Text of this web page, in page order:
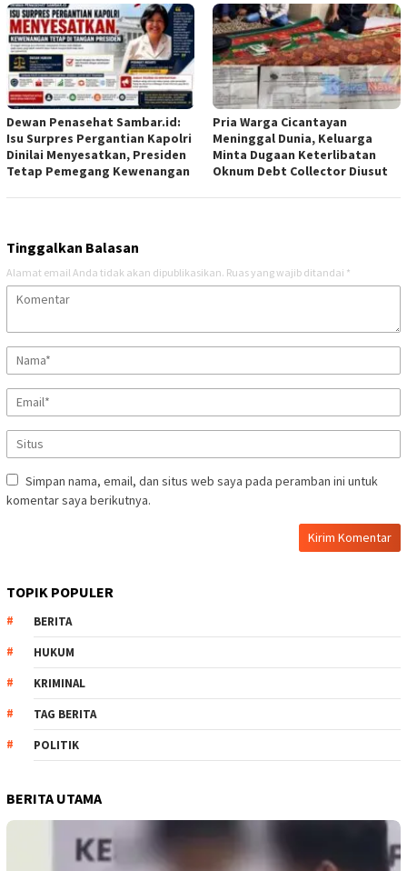
Dewan Penasehat Sambar.id:
Isu Surpres Pergantian Kapolri
Dinilai Menyesatkan, Presiden
Tetap Pemegang Kewenangan
Pria Warga Cicantayan
Meninggal Dunia, Keluarga
Minta Dugaan Keterlibatan
Oknum Debt Collector Diusut
Tinggalkan Balasan
Alamat email Anda tidak akan dipublikasikan. Ruas yang wajib ditandai *
Simpan nama, email, dan situs web saya pada peramban ini untuk
komentar saya berikutnya.
TOPIK POPULER
BERITA
HUKUM
KRIMINAL
TAG BERITA
POLITIK
BERITA UTAMA